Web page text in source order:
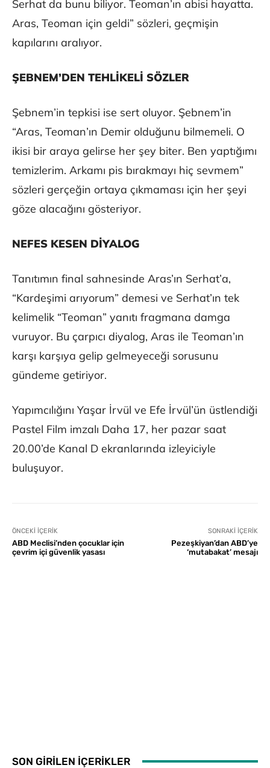
Serhat da bunu biliyor. Teoman’ın abisi hayatta.
Aras, Teoman için geldi” sözleri, geçmişin
kapılarını aralıyor.
ŞEBNEM’DEN TEHLİKELİ SÖZLER
Şebnem’in tepkisi ise sert oluyor. Şebnem’in
“Aras, Teoman’ın Demir olduğunu bilmemeli. O
ikisi bir araya gelirse her şey biter. Ben yaptığımı
temizlerim. Arkamı pis bırakmayı hiç sevmem”
sözleri gerçeğin ortaya çıkmaması için her şeyi
göze alacağını gösteriyor.
NEFES KESEN DİYALOG
Tanıtımın final sahnesinde Aras’ın Serhat’a,
“Kardeşimi arıyorum” demesi ve Serhat’ın tek
kelimelik “Teoman” yanıtı fragmana damga
vuruyor. Bu çarpıcı diyalog, Aras ile Teoman’ın
karşı karşıya gelip gelmeyeceği sorusunu
gündeme getiriyor.
Yapımcılığını Yaşar İrvül ve Efe İrvül’ün üstlendiği
Pastel Film imzalı Daha 17, her pazar saat
20.00’de Kanal D ekranlarında izleyiciyle
buluşuyor.
ÖNCEKI İÇERIK
ABD Meclisi’nden çocuklar için
çevrim içi güvenlik yasası
SONRAKI İÇERIK
Pezeşkiyan’dan ABD’ye
‘mutabakat’ mesajı
SON GİRİLEN İÇERİKLER